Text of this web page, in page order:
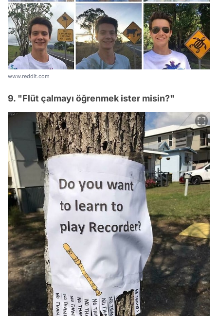
www.reddit.com
9. "Flüt çalmayı öğrenmek ister misin?"